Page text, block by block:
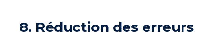
8. Réduction des erreurs